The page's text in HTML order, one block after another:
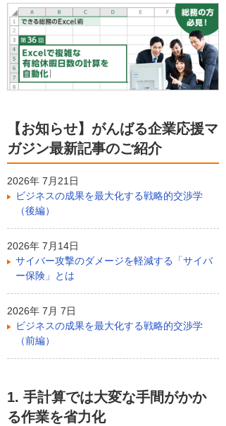
【お知らせ】がんばる企業応援マ
ガジン最新記事のご紹介
2026年 7月21日
ビジネスの成果を最大化する戦略的交渉学
（後編）
2026年 7月14日
サイバー攻撃のダメージを軽減する「サイバ
ー保険」とは
2026年 7月 7日
ビジネスの成果を最大化する戦略的交渉学
（前編）
1. 手計算では大変な手間がかか
る作業を省力化